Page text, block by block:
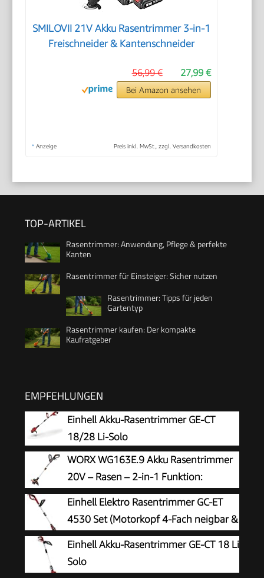
SMILOVII 21V Akku Rasentrimmer 3-in-1
Freischneider & Kantenschneider
27,99 €
56,99 €
Bei Amazon ansehen
* Anzeige Preis inkl. MwSt., zzgl. Versandkosten
TOP-ARTIKEL
Rasentrimmer: Anwendung, Pflege & perfekte
Kanten
Rasentrimmer für Einsteiger: Sicher nutzen
Rasentrimmer: Tipps für jeden
Gartentyp
Rasentrimmer kaufen: Der kompakte
Kaufratgeber
EMPFEHLUNGEN
Einhell Akku-Rasentrimmer GE-CT
18/28 Li-Solo
WORX WG163E.9 Akku Rasentrimmer
20V – Rasen – 2-in-1 Funktion:
Rasentrimmer und Kantenschneider –
Inkl. Distanzschutz, Kantenschneiderad,
Fadenspule – Ohne Akku & Ladegerät
Einhell Elektro Rasentrimmer GC-ET
4530 Set (Motorkopf 4-Fach neigbar &
180° drehbar, Alu-Führungsholm
stufenlos teleskopierbar, Flowerguard)
Einhell Akku-Rasentrimmer GE-CT 18 Li
Solo